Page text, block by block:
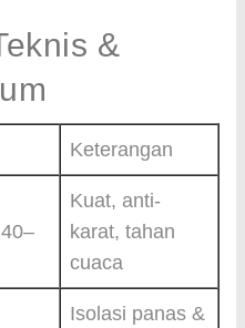
&
Keterangan
Kuat, anti-
karat, tahan
cuaca
Isolasi panas &